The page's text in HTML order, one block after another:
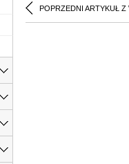
POPRZEDNI ARTYKUŁ Z